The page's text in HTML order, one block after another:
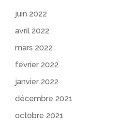
juin 2022
avril 2022
mars 2022
février 2022
janvier 2022
décembre 2021
octobre 2021